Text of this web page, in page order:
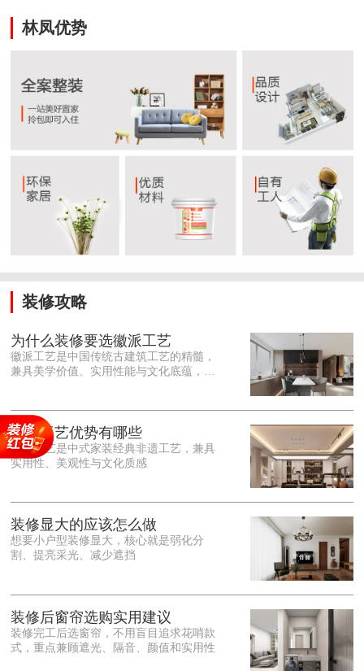
林凤优势
装修攻略
为什么装修要选徽派工艺
徽派工艺是中国传统古建筑工艺的精髓，
兼具美学价值、实用性能与文化底蕴，优
雕细琢的砖、木、石雕为特色，线条古朴
大气，意境悠远，自带东方中式雅致韵
味，耐看且不易过时。<o:p></o:p> 在工
艺品质上，徽派工艺遵循古法匠心工序，
保耐用，抗风化、耐腐蚀，使用
徽派工艺优势有哪些
徽派工艺是中式家装经典非遗工艺，兼具
实用性、美观性与文化质感
装修显大的应该怎么做
想要小户型装修显大，核心就是弱化分
割、提亮采光、减少遮挡
装修后窗帘选购实用建议
装修完工后选窗帘，不用盲目追求花哨款
式，重点兼顾遮光、隔音、颜值和实用性